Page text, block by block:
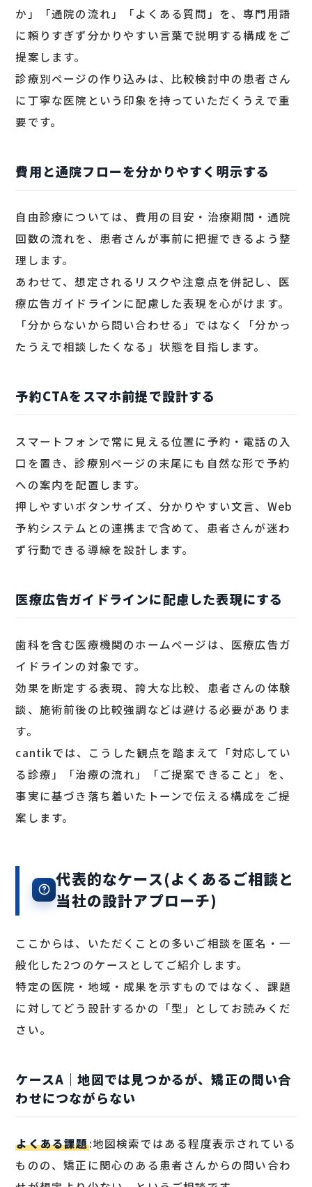
か」「通院の流れ」「よくある質問」を、専門用語
に頼りすぎず分かりやすい言葉で説明する構成をご
提案します。
診療別ページの作り込みは、比較検討中の患者さん
に丁寧な医院という印象を持っていただくうえで重
要です。
費用と通院フローを分かりやすく明示する
自由診療については、費用の目安・治療期間・通院
回数の流れを、患者さんが事前に把握できるよう整
理します。
あわせて、想定されるリスクや注意点を併記し、医
療広告ガイドラインに配慮した表現を心がけます。
「分からないから問い合わせる」ではなく「分かっ
たうえで相談したくなる」状態を目指します。
予約CTAをスマホ前提で設計する
スマートフォンで常に見える位置に予約・電話の入
口を置き、診療別ページの末尾にも自然な形で予約
への案内を配置します。
押しやすいボタンサイズ、分かりやすい文言、Web
予約システムとの連携まで含めて、患者さんが迷わ
ず行動できる導線を設計します。
医療広告ガイドラインに配慮した表現にする
歯科を含む医療機関のホームページは、医療広告ガ
イドラインの対象です。
効果を断定する表現、誇大な比較、患者さんの体験
談、施術前後の比較強調などは避ける必要がありま
す。
cantikでは、こうした観点を踏まえて「対応してい
る診療」「治療の流れ」「ご提案できること」を、
事実に基づき落ち着いたトーンで伝える構成をご提
案します。
代表的なケース(よくあるご相談と
当社の設計アプローチ)
ここからは、いただくことの多いご相談を匿名・一
般化した2つのケースとしてご紹介します。
特定の医院・地域・成果を示すものではなく、課題
に対してどう設計するかの「型」としてお読みくだ
さい。
ケースA｜地図では見つかるが、矯正の問い合
わせにつながらない
よくある課題:地図検索ではある程度表示されている
ものの、矯正に関心のある患者さんからの問い合わ